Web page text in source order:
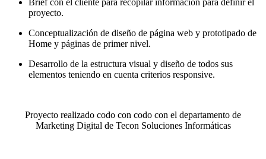
Brief con el cliente para recopilar información para definir el
proyecto.
Conceptualización de diseño de página web y prototipado de
Home y páginas de primer nivel.
Desarrollo de la estructura visual y diseño de todos sus
elementos teniendo en cuenta criterios responsive.
Proyecto realizado codo con codo con el departamento de
Marketing Digital de Tecon Soluciones Informáticas